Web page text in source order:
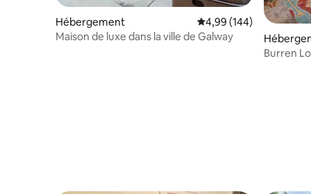
Hébergement Évaluation moyenne
4,99 (144)
Maison de luxe dans la ville de Galway
Burren